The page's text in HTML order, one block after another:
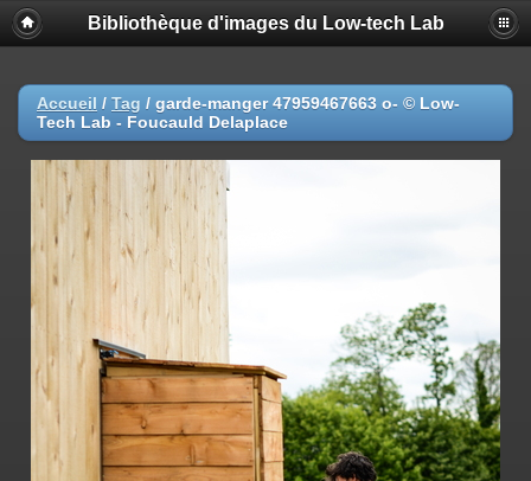
Bibliothèque d'images du Low-tech Lab
Accueil / Tag / garde-manger 47959467663 o- © Low-
Tech Lab - Foucauld Delaplace